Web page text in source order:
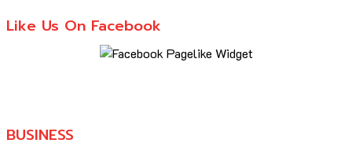
Like Us On Facebook
BUSINESS